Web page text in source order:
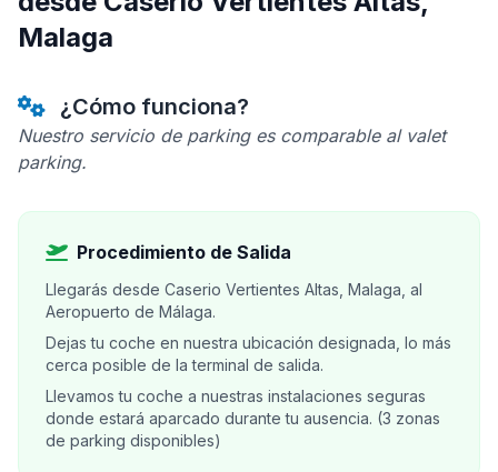
Malaga
¿Cómo funciona?
Nuestro servicio de parking es comparable al valet
parking.
Procedimiento de Salida
Llegarás desde Caserio Vertientes Altas, Malaga, al
Aeropuerto de Málaga.
Dejas tu coche en nuestra ubicación designada, lo más
cerca posible de la terminal de salida.
Llevamos tu coche a nuestras instalaciones seguras
donde estará aparcado durante tu ausencia. (3 zonas
de parking disponibles)